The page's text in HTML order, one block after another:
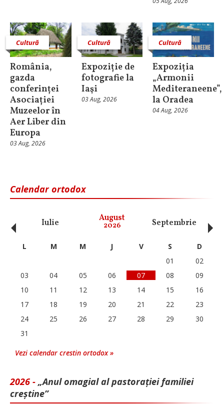
Cultură
România,
gazda
conferinței
Asociației
Muzeelor în
Aer Liber din
Europa
03 Aug, 2026
Cultură
Expoziție de
fotografie la
Iaşi
03 Aug, 2026
Cultură
Expoziția
„Armonii
Mediteraneene”,
la Oradea
04 Aug, 2026
Calendar ortodox
Iulie August
2026 Septembrie
‹ L M M J V S
D
01
02
03
04 05 06 07 08
09
10
11 12 13 14 15
16
17
18 19 20 21 22
23
24
25 26 27 28 29
30
31
Vezi calendar crestin ortodox »
2026 - „Anul omagial al pastorației familiei
creștine”